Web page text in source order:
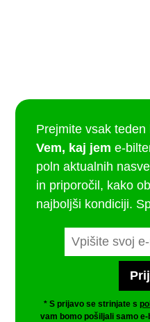
Prejmite vsak teden
Vem, kaj jem e-
poln aktualnih
in priporočil, kako
najboljši kondiciji.
* S prijavo se strinjate s
vam bomo pošiljali samo